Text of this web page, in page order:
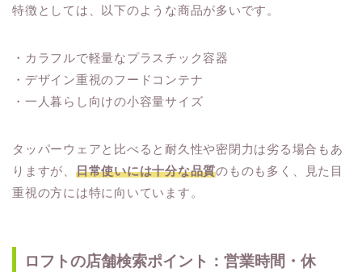
特徴としては、以下のような商品が多いです。
・カラフルで軽量なプラスチック容器
・デザイン重視のフードコンテナ
・一人暮らし向けの小容量サイズ
タッパーウェアと比べると耐久性や密閉力は劣る場合もあ
りますが、 日常使いには十分な品質のものも多く、見た目
重視の方には特に向いています。
ロフトの店舗検索ポイント：営業時間・休